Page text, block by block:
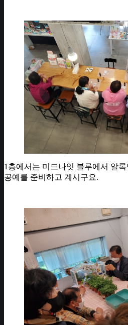
1층에서는 미드나잇 블루에서 알
공예를 준비하고 계시구요.